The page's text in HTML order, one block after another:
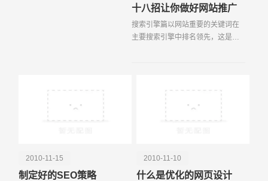
十八招让你做好网站推广
搜索引擎篇以网站重要的关键词在
主要搜索引擎中排名领先，这是搜
2010-11-10
什么是优化的网页设计
2010-11-15
制定好的SEO策略
微信号